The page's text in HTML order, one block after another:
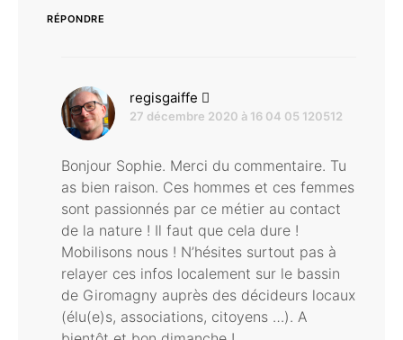
RÉPONDRE
regisgaiffe
27 décembre 2020 à 16 04 05 120512
Bonjour Sophie. Merci du commentaire. Tu
as bien raison. Ces hommes et ces femmes
sont passionnés par ce métier au contact
de la nature ! Il faut que cela dure !
Mobilisons nous ! N’hésites surtout pas à
relayer ces infos localement sur le bassin
de Giromagny auprès des décideurs locaux
(élu(e)s, associations, citoyens …). A